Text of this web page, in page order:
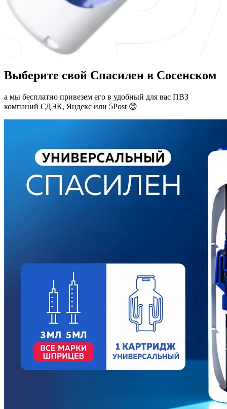
Выберите свой Спасилен в Сосенском
а мы бесплатно привезем его в удобный для вас ПВЗ
компаний СДЭК, Яндекс или 5Post 😊